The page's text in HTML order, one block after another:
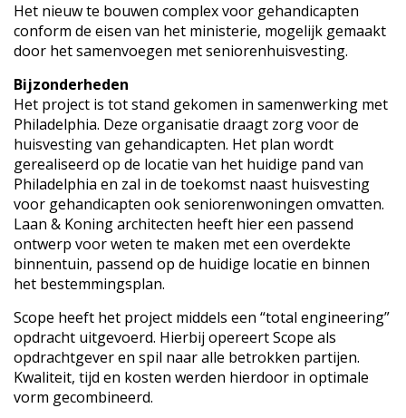
Het nieuw te bouwen complex voor gehandicapten
conform de eisen van het ministerie, mogelijk gemaakt
door het samenvoegen met seniorenhuisvesting.
Bijzonderheden
Het project is tot stand gekomen in samenwerking met
Philadelphia. Deze organisatie draagt zorg voor de
huisvesting van gehandicapten. Het plan wordt
gerealiseerd op de locatie van het huidige pand van
Philadelphia en zal in de toekomst naast huisvesting
voor gehandicapten ook seniorenwoningen omvatten.
Laan & Koning architecten heeft hier een passend
ontwerp voor weten te maken met een overdekte
binnentuin, passend op de huidige locatie en binnen
het bestemmingsplan.
Scope heeft het project middels een “total engineering”
opdracht uitgevoerd. Hierbij opereert Scope als
opdrachtgever en spil naar alle betrokken partijen.
Kwaliteit, tijd en kosten werden hierdoor in optimale
vorm gecombineerd.